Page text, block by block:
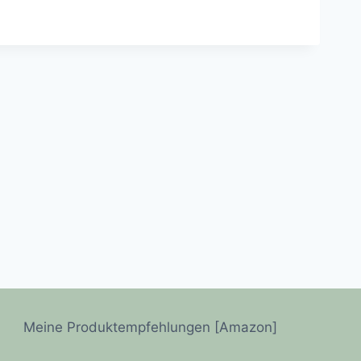
Meine Produktempfehlungen [Amazon]